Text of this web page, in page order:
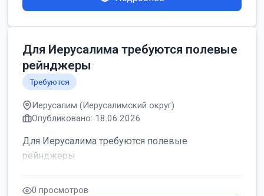
Для Иерусалима требуются полевые
рейнджеры
Требуются
Иерусалим (Иерусалимский округ)
Опубликовано: 18.06.2026
Для Иерусалима требуются полевые
рейнджеры
0 просмотров